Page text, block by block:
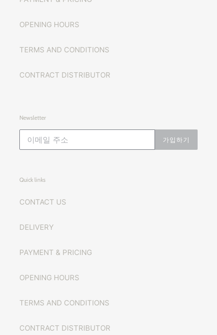
OPENING HOURS
TERMS AND CONDITIONS
CONTRACT DISTRIBUTOR
Newsletter
가입하기
Quick links
CONTACT US
DELIVERY
PAYMENT & PRICING
OPENING HOURS
TERMS AND CONDITIONS
CONTRACT DISTRIBUTOR